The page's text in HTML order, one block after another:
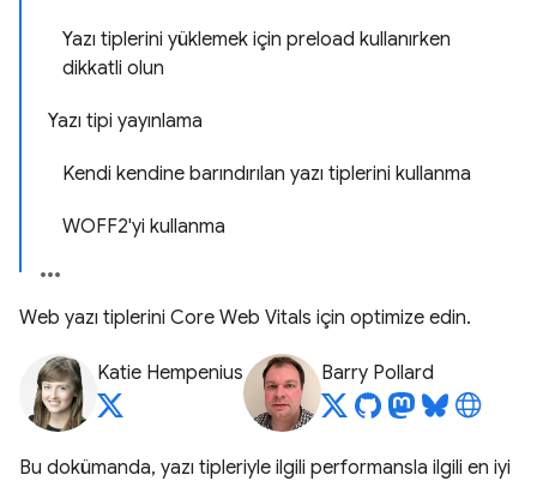
Yazı tiplerini yüklemek için preload kullanırken
dikkatli olun
Yazı tipi yayınlama
Kendi kendine barındırılan yazı tiplerini kullanma
WOFF2'yi kullanma
Web yazı tiplerini Core Web Vitals için optimize edin.
Katie Hempenius Barry Pollard
Bu dokümanda, yazı tipleriyle ilgili performansla ilgili en iyi